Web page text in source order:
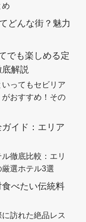
め
どんな街？魅力
でも楽しめる定
解説
ってもセビリア
おすすめ！その
イド：エリア
徹底比較：エリ
選ホテル3選
べたい伝統料
に訪れた絶品レス